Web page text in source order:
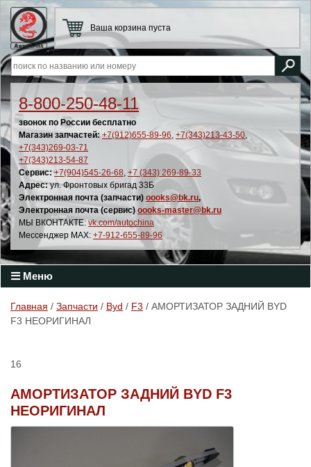
8-800-250-48-11
звонок по России бесплатно
Магазин запчастей: +7(912)655-89-96, +7(343)213-43-50,
+7(343)269-03-71
+7(343)213-54-87
Сервис: +7(904)545-26-68, +7 (343) 269-89-33
Адрес:ул. Фронтовых бригад 33Б
Электронная почта (запчасти) oooks@bk.ru,
Электронная почта (сервис) oooks-master@bk.ru
МЫ ВКОНТАКТЕ: vk.com/autochina
Мессенджер MAX: +7-912-655-89-96
Ваша корзина пуста
Меню
Главная / Запчасти / Byd / F3 / АМОРТИЗАТОР ЗАДНИЙ BYD
F3 НЕОРИГИНАЛ
16
АМОРТИЗАТОР ЗАДНИЙ BYD F3
НЕОРИГИНАЛ